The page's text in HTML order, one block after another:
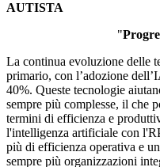
AUTISTA
"
La continua evoluzione delle
primario, con l’adozione
40%. Queste tecnologie
sempre più complesse, il che
termini di efficienza e
l'intelligenza artificiale con
più di efficienza operativa e
sempre più organizzazioni